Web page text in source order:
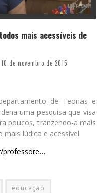
mais acessíveis de
10 de novembro de 2015
de Teorias e
uma pesquisa que visa
poucos, tranzendo-a mais
lúdica e acessível.
professore…
educação